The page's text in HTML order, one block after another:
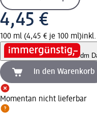
4,45 €
100 ml (4,45 € je 100 ml)inkl.
dm
In den Warenkorb
Momentan nicht lieferbar